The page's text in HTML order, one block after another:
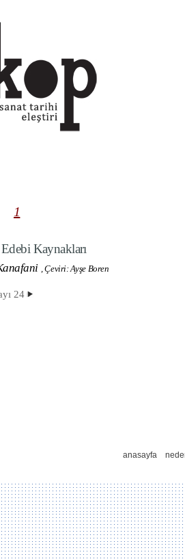
1
Kaynakları
,Çeviri: Ayşe Boren
24
anasayfa